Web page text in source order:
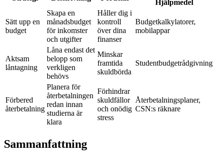
Hjälpmedel
Sätt upp en
budget
Skapa en
månadsbudget
för inkomster
och utgifter
Håller dig i
kontroll
över dina
finanser
Budgetkalkylatorer,
mobilappar
Aktsam
låntagning
Låna endast det
belopp som
verkligen
behövs
Minskar
framtida
skuldbörda
Studentbudgetrådgivning
Förbered
återbetalning
Planera för
återbetalningen
redan innan
studierna är
klara
Förhindrar
skuldfällor
och onödig
stress
Återbetalningsplaner,
CSN:s räknare
Sammanfattning